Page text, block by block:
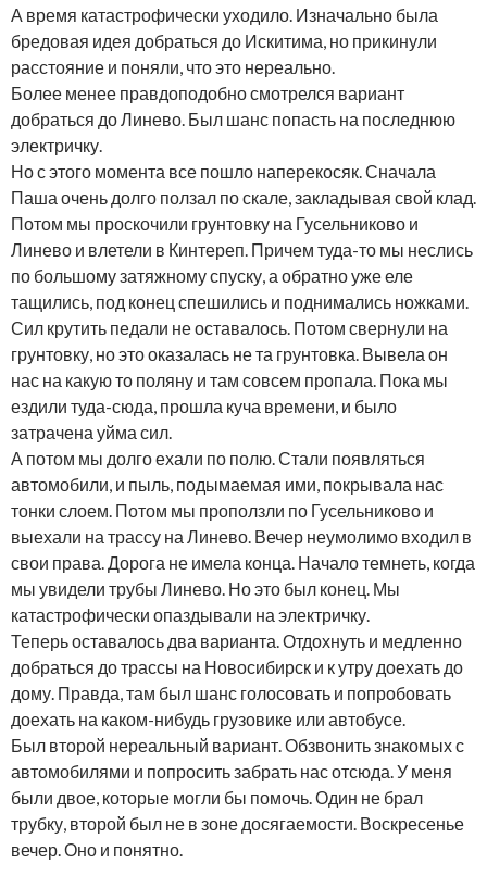
А время катастрофически уходило. Изначально была
бредовая идея добраться до Искитима, но прикинули
расстояние и поняли, что это нереально.
Более менее правдоподобно смотрелся вариант
добраться до Линево. Был шанс попасть на последнюю
электричку.
Но с этого момента все пошло наперекосяк. Сначала
Паша очень долго ползал по скале, закладывая свой клад.
Потом мы проскочили грунтовку на Гусельниково и
Линево и влетели в Кинтереп. Причем туда-то мы неслись
по большому затяжному спуску, а обратно уже еле
тащились, под конец спешились и поднимались ножками.
Сил крутить педали не оставалось. Потом свернули на
грунтовку, но это оказалась не та грунтовка. Вывела он
нас на какую то поляну и там совсем пропала. Пока мы
ездили туда-сюда, прошла куча времени, и было
затрачена уйма сил.
А потом мы долго ехали по полю. Стали появляться
автомобили, и пыль, подымаемая ими, покрывала нас
тонки слоем. Потом мы проползли по Гусельниково и
выехали на трассу на Линево. Вечер неумолимо входил в
свои права. Дорога не имела конца. Начало темнеть, когда
мы увидели трубы Линево. Но это был конец. Мы
катастрофически опаздывали на электричку.
Теперь оставалось два варианта. Отдохнуть и медленно
добраться до трассы на Новосибирск и к утру доехать до
дому. Правда, там был шанс голосовать и попробовать
доехать на каком-нибудь грузовике или автобусе.
Был второй нереальный вариант. Обзвонить знакомых с
автомобилями и попросить забрать нас отсюда. У меня
были двое, которые могли бы помочь. Один не брал
трубку, второй был не в зоне досягаемости. Воскресенье
вечер. Оно и понятно.